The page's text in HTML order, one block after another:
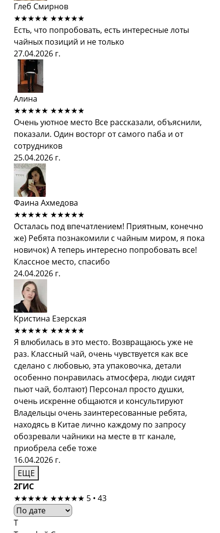
Глеб Смирнов
★★★★★ ★★★★★
Есть, что попробовать, есть интересные лоты
чайных позиций и не только
27.04.2026 г.
Алина
★★★★★ ★★★★★
Очень уютное место Все рассказали, объяснили,
показали. Один восторг от самого паба и от
сотрудников
25.04.2026 г.
Фаина Ахмедова
★★★★★ ★★★★★
Осталась под впечатлением! Приятным, конечно
же) Ребята познакомили с чайным миром, я пока
новичок) А теперь интересно попробовать все!
Классное место, спасибо
24.04.2026 г.
Кристина Езерская
★★★★★ ★★★★★
Я влюбилась в это место. Возвращаюсь уже не
раз. Классный чай, очень чувствуется как все
сделано с любовью, эта упаковочка, детали
особенно понравилась атмосфера, люди сидят
пьют чай, болтают) Персонал просто душки,
очень искренне общаются и консультируют
Владельцы очень заинтересованные ребята,
находясь в Китае лично каждому по запросу
обозревали чайники на месте в тг канале,
приобрела себе тоже
16.04.2026 г.
ЕЩЕ
2ГИС
★★★★★ ★★★★★ 5 • 43
Т